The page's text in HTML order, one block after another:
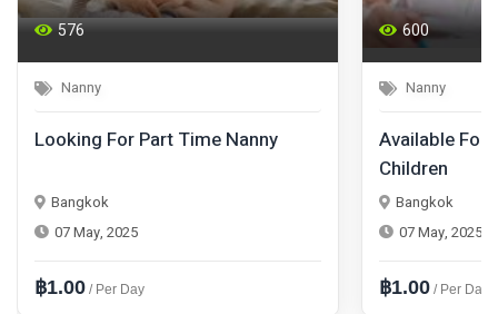
576
Nanny
Looking For Part Time Nanny
Bangkok
07 May, 2025
฿1.00 / Per Day
600
Nanny
Available For
Children
Bangkok
07 May, 2025
฿1.00 / Per Day